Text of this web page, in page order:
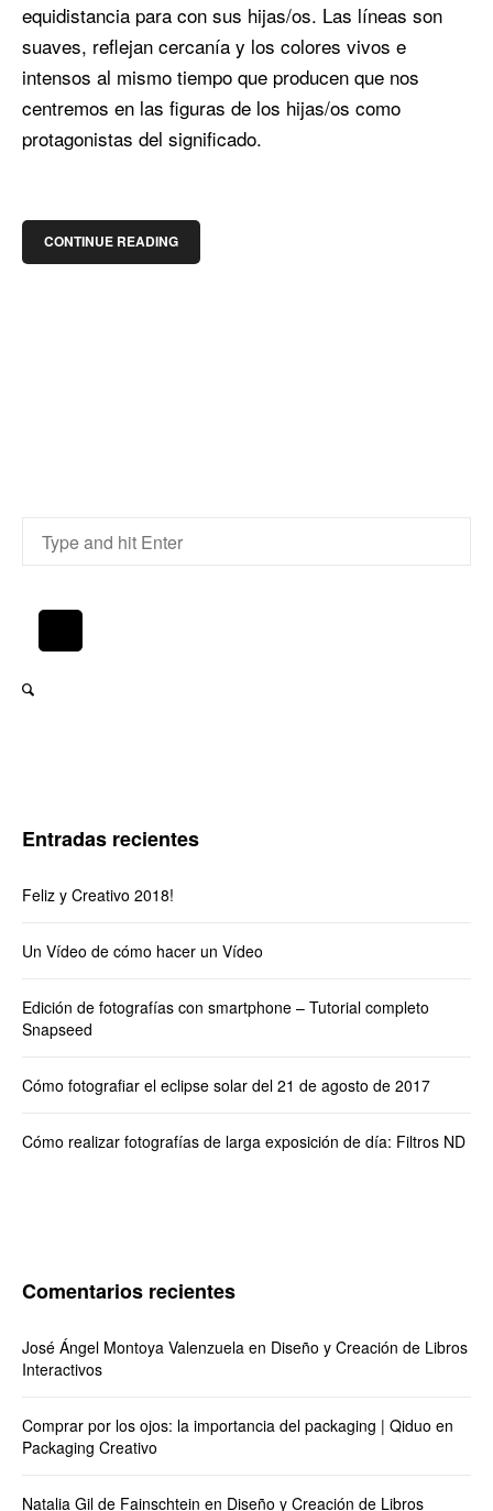
equidistancia para con sus hijas/os. Las líneas son
suaves, reflejan cercanía y los colores vivos e
intensos al mismo tiempo que producen que nos
centremos en las figuras de los hijas/os como
protagonistas del significado.
CONTINUE READING
Entradas recientes
Feliz y Creativo 2018!
Un Vídeo de cómo hacer un Vídeo
Edición de fotografías con smartphone – Tutorial completo
Snapseed
Cómo fotografiar el eclipse solar del 21 de agosto de 2017
Cómo realizar fotografías de larga exposición de día: Filtros ND
Comentarios recientes
José Ángel Montoya Valenzuela en Diseño y Creación de Libros
Interactivos
Comprar por los ojos: la importancia del packaging | Qiduo en
Packaging Creativo
Natalia Gil de Fainschtein en Diseño y Creación de Libros